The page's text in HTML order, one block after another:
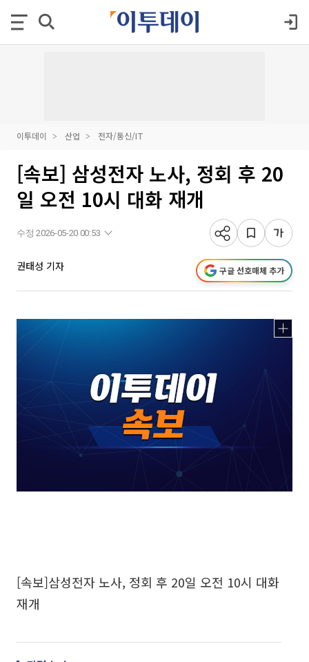
이투데이 산업 전자/통신/IT
[속보] 삼성전자 노사, 정회 후 20
일 오전 10시 대화 재개
수정 2026-05-20 00:53
권태성 기자 구글 선호매체 추가
[속보]삼성전자 노사, 정회 후 20일 오전 10시 대화
재개